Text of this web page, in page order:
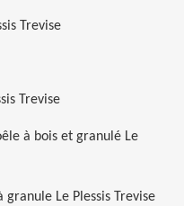
Trevise
Trevise
à bois et granulé Le
Le Plessis Trevise